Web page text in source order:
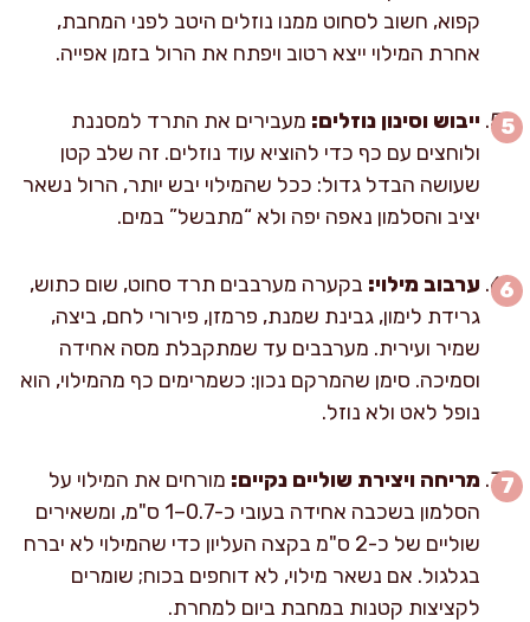
קפוא, חשוב לסחוט ממנו נוזלים היטב לפני המחבת,
אחרת המילוי ייצא רטוב ויפתח את הרול בזמן אפייה.
ייבוש וסינון נוזלים: מעבירים את התרד למסננת
ולוחצים עם כף כדי להוציא עוד נוזלים. זה שלב קטן
שעושה הבדל גדול: ככל שהמילוי יבש יותר, הרול נשאר
יציב והסלמון נאפה יפה ולא “מתבשל” במים.
ערבוב מילוי: בקערה מערבבים תרד סחוט, שום כתוש,
גרידת לימון, גבינת שמנת, פרמזן, פירורי לחם, ביצה,
שמיר ועירית. מערבבים עד שמתקבלת מסה אחידה
וסמיכה. סימן שהמרקם נכון: כשמרימים כף מהמילוי, הוא
נופל לאט ולא נוזל.
מריחה ויצירת שוליים נקיים: מורחים את המילוי על
הסלמון בשכבה אחידה בעובי כ-0.7–1 ס"מ, ומשאירים
שוליים של כ-2 ס"מ בקצה העליון כדי שהמילוי לא יברח
בגלגול. אם נשאר מילוי, לא דוחפים בכוח; שומרים
לקציצות קטנות במחבת ביום למחרת.